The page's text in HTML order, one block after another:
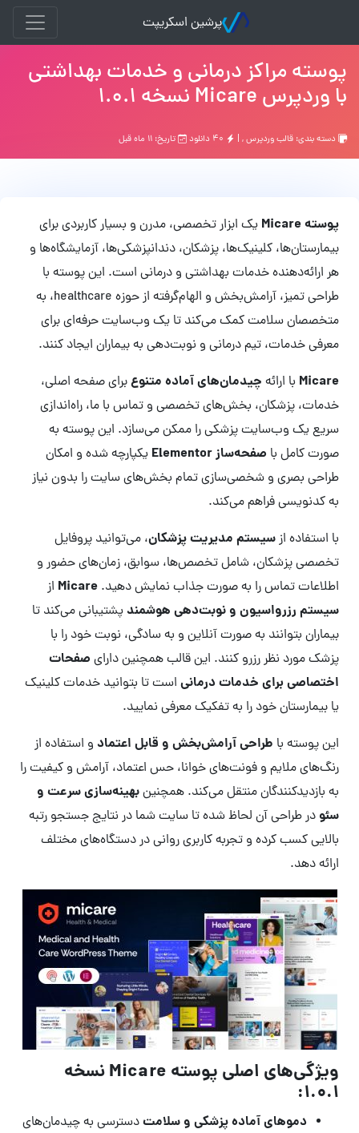
پرشین اسکریپت
پوسته مراکز درمانی و خدمات بهداشتی
با وردپرس Micare نسخه 1.0.1
دسته بندی: قالب وردپرس, | تاریخ: ۱۱ ماه قبل
پوسته Micare
یک ابزار تخصصی، مدرن و بسیار کاربردی برای
بیمارستان‌ها، کلینیک‌ها، پزشکان، دندانپزشکی‌ها، آزمایشگاه‌ها و
هر ارائه‌دهنده خدمات بهداشتی و درمانی است. این پوسته با
طراحی تمیز، آرامش‌بخش و الهام‌گرفته از حوزه healthcare، به
متخصصان سلامت کمک می‌کند تا یک وب‌سایت حرفه‌ای برای
معرفی خدمات، تیم درمانی و نوبت‌دهی به بیماران ایجاد کنند.
Micare با ارائه چیدمان‌های آماده متنوعبرای صفحه اصلی،
خدمات، پزشکان، بخش‌های تخصصی و تماس با ما، راه‌اندازی
سریع یک وب‌سایت پزشکی را ممکن می‌سازد. این پوسته به
صورت کامل با صفحه‌ساز Elementor
یکپارچه شده و امکان
طراحی بصری و شخصی‌سازی تمام بخش‌های سایت را بدون نیاز
به کدنویسی فراهم می‌کند.
با استفاده ازسیستم مدیریت پزشکان، می‌توانید پروفایل
تخصصی پزشکان، شامل تخصص‌ها، سوابق، زمان‌های حضور و
اطلاعات تماس را به صورت جذاب نمایش دهید. Micare از
سیستم رزرواسیون و نوبت‌دهی هوشمند پشتیبانی می‌کند تا
بیماران بتوانند به صورت آنلاین و به سادگی، نوبت خود را با
پزشک مورد نظر رزرو کنند. این قالب همچنین دارای صفحات
اختصاصی برای خدمات درمانی است تا بتوانید خدمات کلینیک
یا بیمارستان خود را به تفکیک معرفی نمایید.
این پوسته با طراحی آرامش‌بخش و قابل اعتماد و استفاده از
رنگ‌های ملایم و فونت‌های خوانا، حس اعتماد، آرامش و کیفیت را
به بازدیدکنندگان منتقل می‌کند. همچنینبهینه‌سازی سرعت و
سئو در طراحی آن لحاظ شده تا سایت شما در نتایج جستجو رتبه
بالایی کسب کرده و تجربه کاربری روانی در دستگاه‌های مختلف
ارائه دهد.
ویژگی‌های اصلی پوسته Micare نسخه
1.0.1:
دموهای آماده پزشکی و سلامتدسترسی به چیدمان‌های